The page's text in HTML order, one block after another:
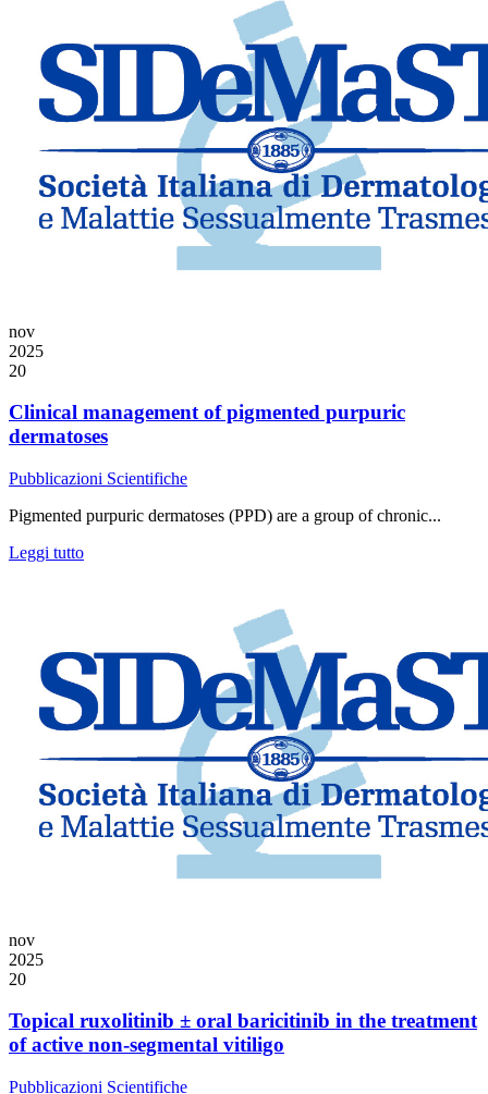
nov
2025
20
Clinical management of pigmented purpuric
dermatoses
Pubblicazioni Scientifiche
Pigmented purpuric dermatoses (PPD) are a group of chronic...
Leggi tutto
nov
2025
20
Topical ruxolitinib ± oral baricitinib in the treatment
of active non-segmental vitiligo
Pubblicazioni Scientifiche